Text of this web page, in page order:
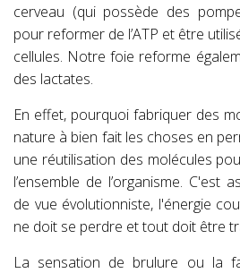
cerveau (qui possède des
pour reformer de l’ATP et être
cellules. Notre foie reforme
des lactates.
En effet, pourquoi fabriquer des
nature à bien fait les choses en
une réutilisation des molécules
l’ensemble de l’organisme. C'est
de vue évolutionniste, l'énergie
ne doit se perdre et tout doit être
La sensation de brulure ou la